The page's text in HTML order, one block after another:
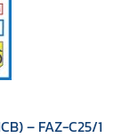
– FAZ-C25/1